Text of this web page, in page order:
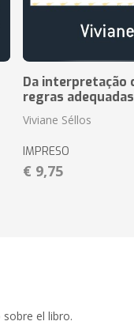
Da interpretação
regras
Viviane Séllos
IMPRESO
€ 9,75
el libro.